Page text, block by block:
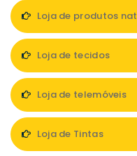
Loja de produtos
Loja de tecidos
Loja de telemóveis
Loja de Tintas